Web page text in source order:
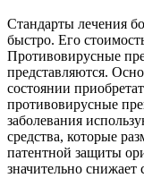
Стандарты лечения
быстро. Его
Противовирусные
представляются.
состоянии
противовирусные
заболевания
средства, которые
патентной защиты
значительно снижает